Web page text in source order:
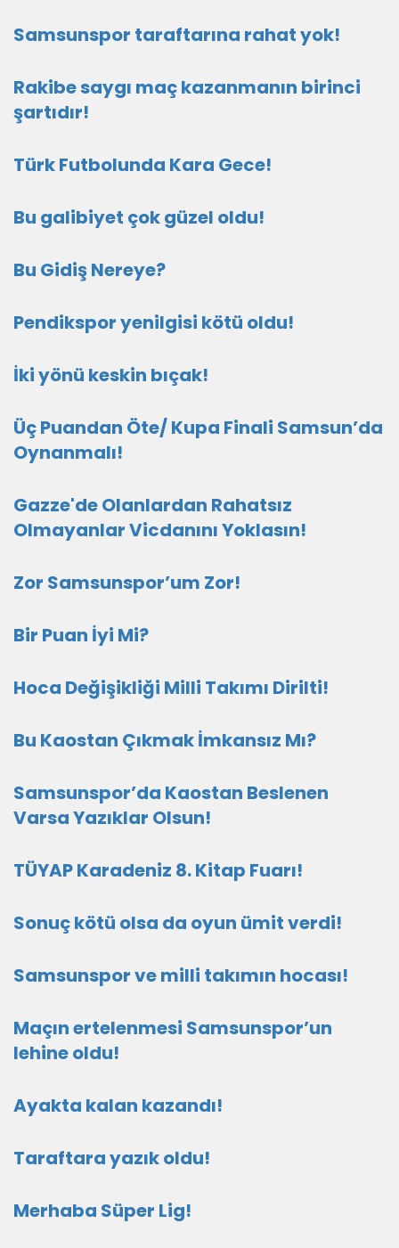
Samsunspor taraftarına rahat yok!
Rakibe saygı maç kazanmanın birinci
şartıdır!
Türk Futbolunda Kara Gece!
Bu galibiyet çok güzel oldu!
Bu Gidiş Nereye?
Pendikspor yenilgisi kötü oldu!
İki yönü keskin bıçak!
Üç Puandan Öte/ Kupa Finali Samsun’da
Oynanmalı!
Gazze'de Olanlardan Rahatsız
Olmayanlar Vicdanını Yoklasın!
Zor Samsunspor’um Zor!
Bir Puan İyi Mi?
Hoca Değişikliği Milli Takımı Dirilti!
Bu Kaostan Çıkmak İmkansız Mı?
Samsunspor’da Kaostan Beslenen
Varsa Yazıklar Olsun!
TÜYAP Karadeniz 8. Kitap Fuarı!
Sonuç kötü olsa da oyun ümit verdi!
Samsunspor ve milli takımın hocası!
Maçın ertelenmesi Samsunspor’un
lehine oldu!
Ayakta kalan kazandı!
Taraftara yazık oldu!
Merhaba Süper Lig!